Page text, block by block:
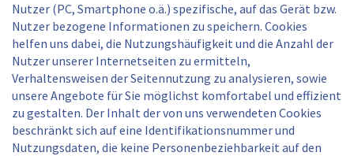
Nutzer (PC, Smartphone o.ä.) spezifische, auf das Gerät bzw.
Nutzer bezogene Informationen zu speichern. Cookies
helfen uns dabei, die Nutzungshäufigkeit und die Anzahl der
Nutzer unserer Internetseiten zu ermitteln,
Verhaltensweisen der Seitennutzung zu analysieren, sowie
unsere Angebote für Sie möglichst komfortabel und effizient
zu gestalten. Der Inhalt der von uns verwendeten Cookies
beschränkt sich auf eine Identifikationsnummer und
Nutzungsdaten, die keine Personenbeziehbarkeit auf den